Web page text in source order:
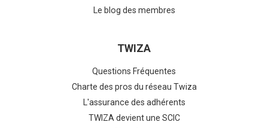
Le blog des membres
TWIZA
Questions Fréquentes
Charte des pros du réseau Twiza
L'assurance des adhérents
TWIZA devient une SCIC